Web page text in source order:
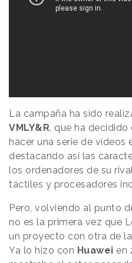
La campaña ha sido
VMLY&R, que ha
hacer una serie de vídeos
destacando así las
los ordenadores de su
táctiles y procesadores
Pero, volviendo al punto
no es la primera vez que
un proyecto con otra de
Ya lo hizo con Huawei en